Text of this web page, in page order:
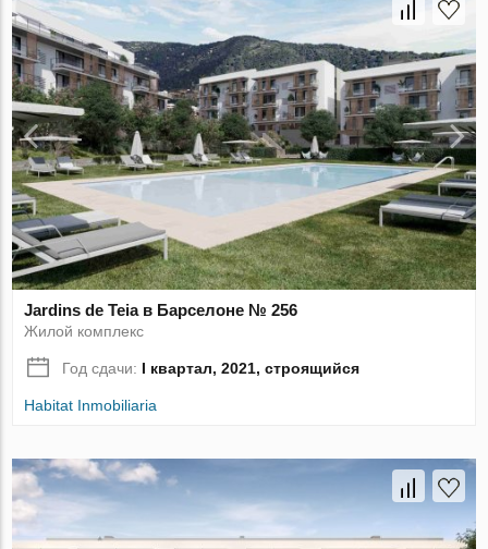
Jardins de Teia в Барселоне № 256
Жилой комплекс
Год сдачи: I квартал, 2021, строящийся
Habitat Inmobiliaria